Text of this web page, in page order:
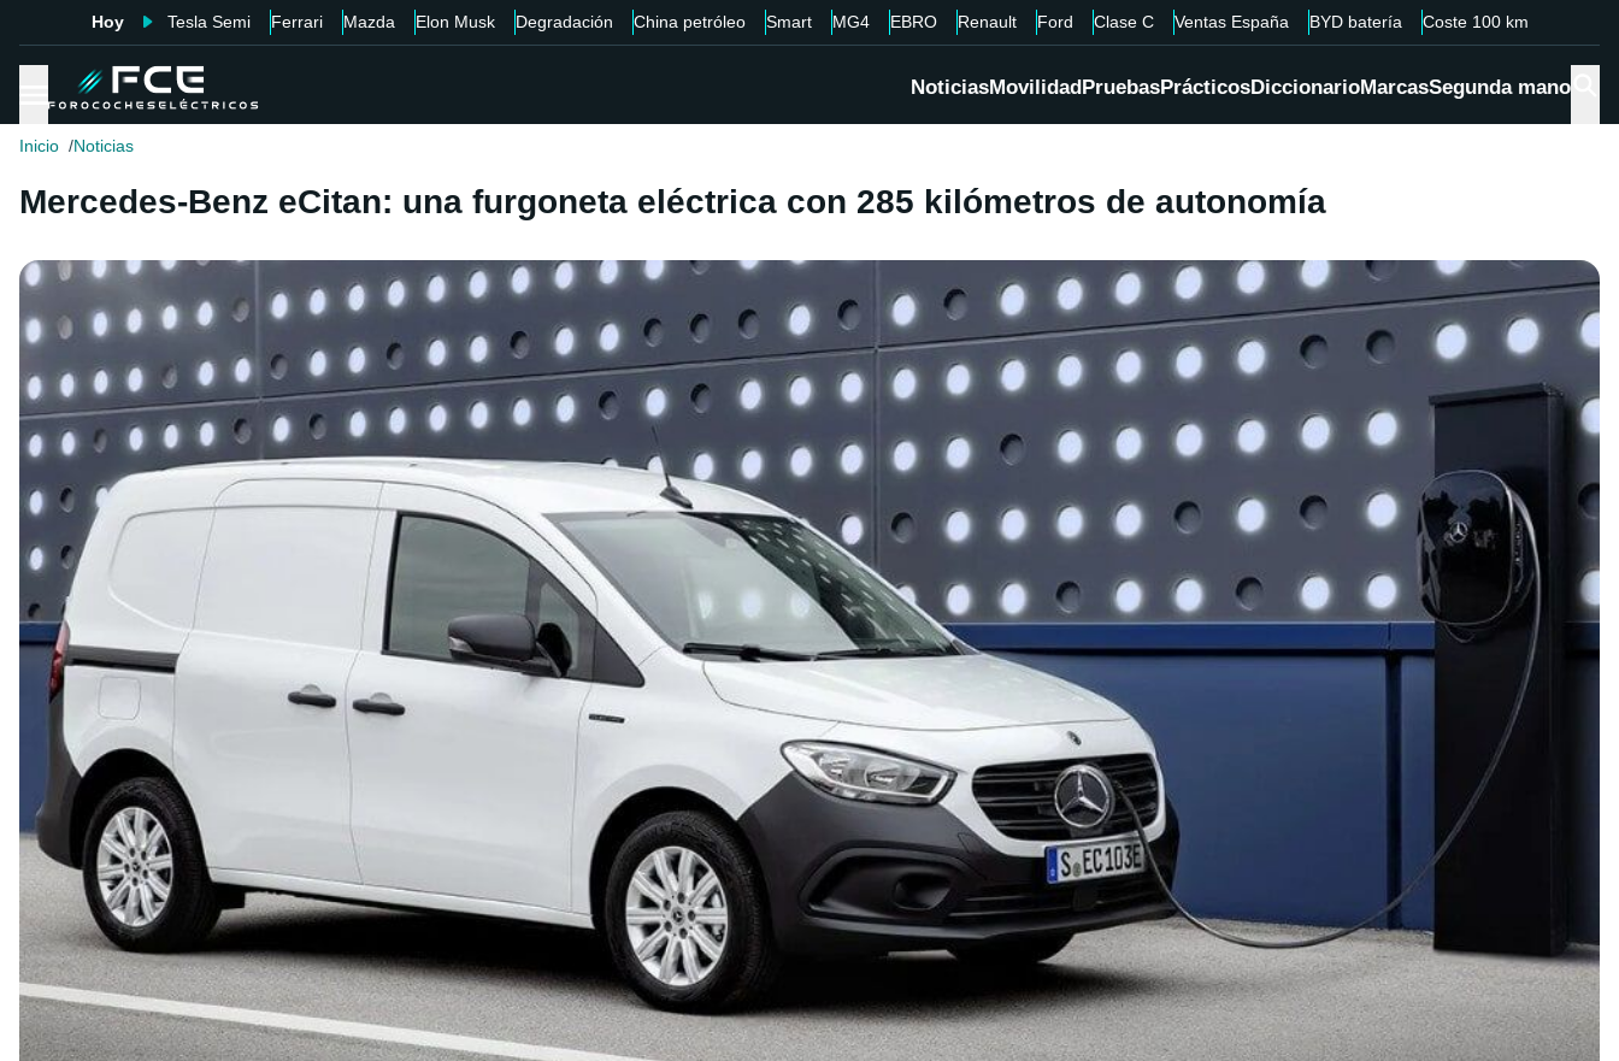
Hoy Tesla Semi Ferrari Mazda Elon Musk Degradación China petróleo Smart MG4 EBRO Renault Ford Clase C Ventas España BYD batería Coste 100 km
NoticiasMovilidadPruebasPrácticosDiccionarioMarcasSegunda mano
Inicio Noticias
Mercedes-Benz eCitan: una furgoneta eléctrica con 285 kilómetros de autonomía